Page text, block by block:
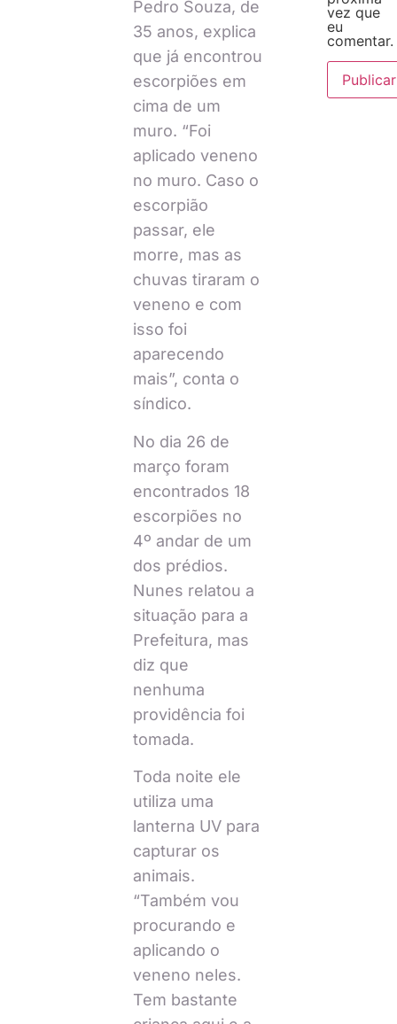
Pedro Souza, de
35 anos, explica
que já encontrou
escorpiões em
cima de um
muro. “Foi
aplicado veneno
no muro. Caso o
escorpião
passar, ele
morre, mas as
chuvas tiraram o
veneno e com
isso foi
aparecendo
mais”, conta o
síndico.
No dia 26 de
março foram
encontrados 18
escorpiões no
4º andar de um
dos prédios.
Nunes relatou a
situação para a
Prefeitura, mas
diz que
nenhuma
providência foi
tomada.
Toda noite ele
utiliza uma
lanterna UV para
capturar os
animais.
“Também vou
procurando e
aplicando o
veneno neles.
Tem bastante
vez que
eu
comentar.